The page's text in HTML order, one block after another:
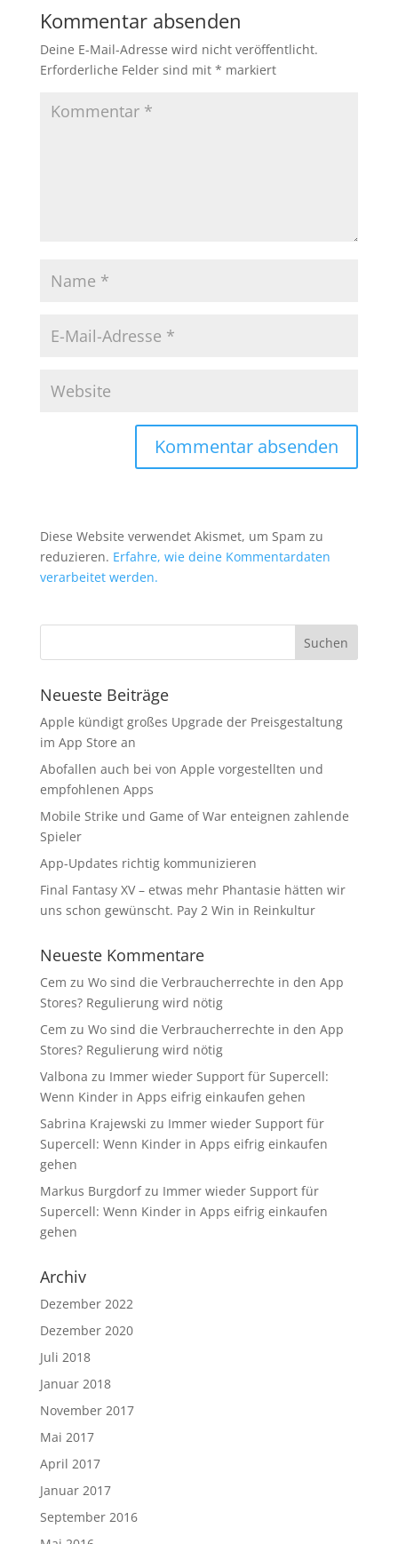
Kommentar absenden
Deine E-Mail-Adresse wird nicht veröffentlicht.
Erforderliche Felder sind mit * markiert
Diese Website verwendet Akismet, um Spam zu
reduzieren. Erfahre, wie deine Kommentardaten
verarbeitet werden.
Neueste Beiträge
Apple kündigt großes Upgrade der Preisgestaltung
im App Store an
Abofallen auch bei von Apple vorgestellten und
empfohlenen Apps
Mobile Strike und Game of War enteignen zahlende
Spieler
App-Updates richtig kommunizieren
Final Fantasy XV – etwas mehr Phantasie hätten wir
uns schon gewünscht. Pay 2 Win in Reinkultur
Neueste Kommentare
Cem zu Wo sind die Verbraucherrechte in den App
Stores? Regulierung wird nötig
Cem zu Wo sind die Verbraucherrechte in den App
Stores? Regulierung wird nötig
Valbona zu Immer wieder Support für Supercell:
Wenn Kinder in Apps eifrig einkaufen gehen
Sabrina Krajewski zu Immer wieder Support für
Supercell: Wenn Kinder in Apps eifrig einkaufen
gehen
Markus Burgdorfzu Immer wieder Support für
Supercell: Wenn Kinder in Apps eifrig einkaufen
gehen
Archiv
Dezember 2022
Dezember 2020
Juli 2018
Januar 2018
November 2017
Mai 2017
April 2017
Januar 2017
September 2016